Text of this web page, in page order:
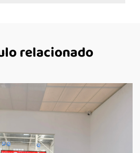
relacionado